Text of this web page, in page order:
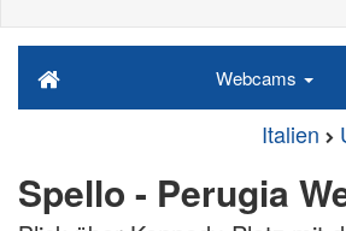
Webcams
Italien
Spello - Perugia